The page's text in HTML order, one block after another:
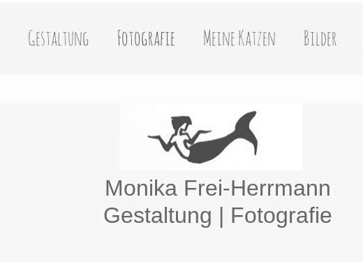
Gestaltung Fotografie Meine Katzen Bilder
Monika Frei-Herrmann
Gestaltung | Fotografie